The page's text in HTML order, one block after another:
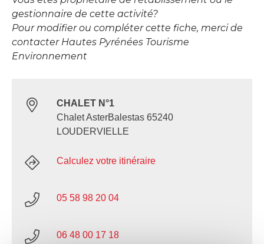
gestionnaire de cette activité?
Pour modifier ou compléter cette fiche, merci de
contacter Hautes Pyrénées Tourisme
Environnement
CHALET N°1
Chalet AsterBalestas 65240
LOUDERVIELLE
Calculez votre itinéraire
05 58 98 20 04
06 48 00 17 18